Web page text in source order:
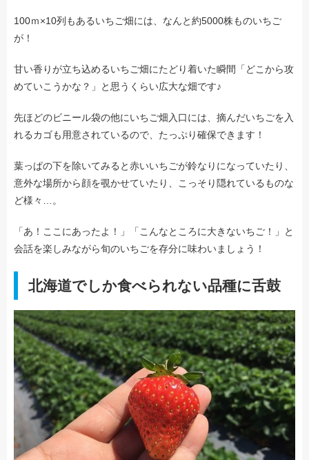
100ｍ×10列もあるいちご畑には、なんと約5000株ものいちご
が！
甘い香りが立ち込めるいちご畑にたどり着いた瞬間「どこから攻
めていこうかな？」と思うくらい広大な畑です♪
先ほどのビニール袋の他にいちご畑入口には、摘んだいちごを入
れるカゴも用意されているので、たっぷり確保できます！
葉っぱの下を除いてみると赤いいちごが鈴なりになっていたり、
意外な場所から顔を覗かせていたり、こっそり隠れているものな
ど様々…。
「あ！ここにあったよ！」「こんなところに大きないちご！」と
会話を楽しみながら旬のいちごを存分に味わいましょう！
北海道でしか食べられない品種に舌鼓